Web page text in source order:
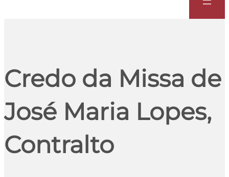
Credo da Missa de
José Maria Lopes,
Contralto